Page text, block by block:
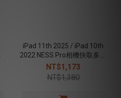
iPad 11th 2025 / iPad 10th
2022 NESS Pro相機快取多角
度折疊防潑水布紋保護殼(含
磁扣）
NT$1,173
NT$1,380